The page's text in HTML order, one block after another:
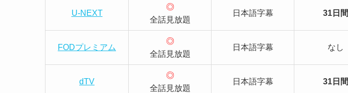
U-NEXT
◎
全話見放題
日本語字幕 31日間
FODプレミアム
◎
全話見放題
日本語字幕 なし
dTV
◎
全話見放題
日本語字幕 31日間